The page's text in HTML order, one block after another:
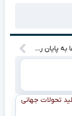
بالاخره انتظارها به پایان رسید؟ فصل دوم Frieren در راه است! (تاریخ دقیق را اینجا ببینید)